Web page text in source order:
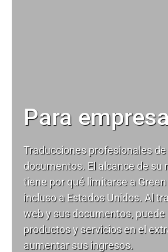
Para
Traducciones profesionales
documentos. El alcance de su
tiene por qué limitarse a
incluso a Estados Unidos. Al
web y sus documentos,
productos y servicios en el
aumentar sus ingresos.